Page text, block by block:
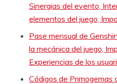
Sinergias del evento,
elementos del juego,
Pase mensual de
la mecánica del juego,
Experiencias de los
Códigos de Primogemas